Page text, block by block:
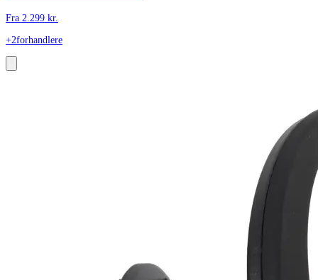
Fra 2.299 kr.
+2forhandlere